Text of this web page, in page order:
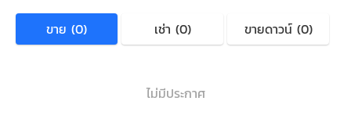
ขาย (0) เช่า (0) ขายดาวน์ (0)
ไม่มีประกาศ